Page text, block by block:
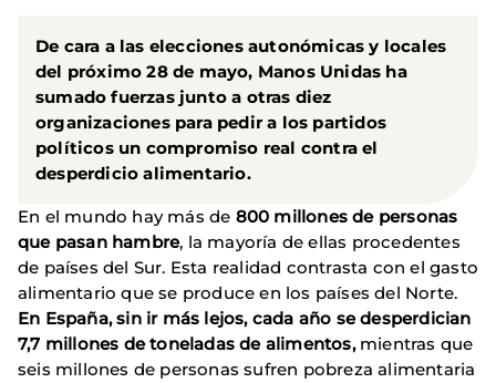
De cara a las elecciones autonómicas y locales
del próximo 28 de mayo, Manos Unidas ha
sumado fuerzas junto a otras diez
organizaciones para pedir a los partidos
políticos un compromiso real contra el
desperdicio alimentario.
En el mundo hay más de 800 millones de personas
que pasan hambre, la mayoría de ellas procedentes
de países del Sur. Esta realidad contrasta con el gasto
alimentario que se produce en los países del Norte.
En España, sin ir más lejos, cada año se desperdician
7,7 millones de toneladas de alimentos,mientras que
seis millones de personas sufren pobreza alimentaria